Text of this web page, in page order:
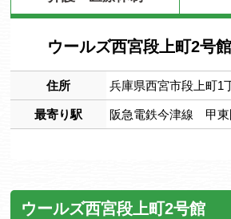
ウールズ西宮段上町2号
住所 兵庫県西宮市段上町1
最寄り駅 阪急電鉄今津線 甲東
ウールズ西宮段上町2号館